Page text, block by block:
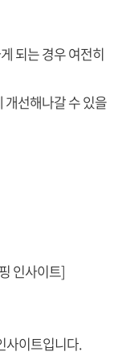
되는 경우 여전히
개선해나갈 수 있을
인사이트]
사이트입니다.